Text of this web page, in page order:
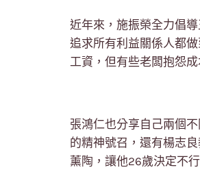
近年來，施振榮全力倡
追求所有利益關係人都
工資，但有些老闆抱怨
張鴻仁也分享自己兩個
的精神號召，還有楊志
薰陶，讓他26歲決定不